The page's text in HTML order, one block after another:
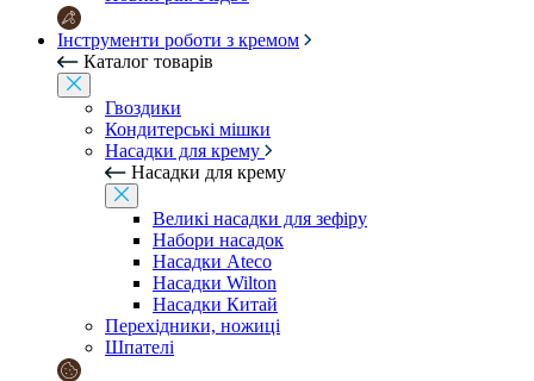
Інструменти роботи з кремом
Каталог товарів
Гвоздики
Кондитерські мішки
Насадки для крему
Насадки для крему
Великі насадки для зефіру
Набори насадок
Насадки Ateco
Насадки Wilton
Насадки Китай
Перехідники, ножиці
Шпателі